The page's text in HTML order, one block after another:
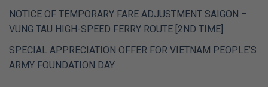
NOTICE OF TEMPORARY FARE ADJUSTMENT SAIGON –
VUNG TAU HIGH-SPEED FERRY ROUTE [2ND TIME]
SPECIAL APPRECIATION OFFER FOR VIETNAM PEOPLE’S
ARMY FOUNDATION DAY